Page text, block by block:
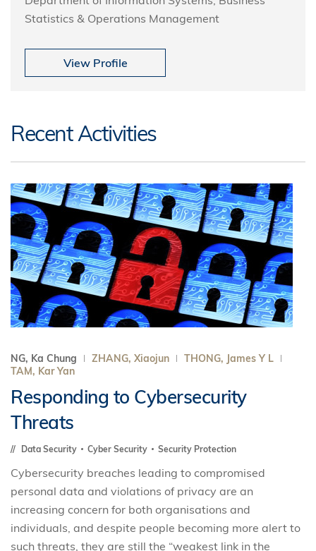
Statistics & Operations Management
View Profile
Recent Activities
NG, Ka Chung ZHANG, Xiaojun
THONG, James Y L
TAM, Kar Yan
Responding to Cybersecurity
Threats
Data Security Cyber Security Security Protection
Cybersecurity breaches leading to compromised
personal data and violations of privacy are an
increasing concern for both organisations and
individuals, and despite people becoming more alert to
such threats, they are still the “weakest link in the